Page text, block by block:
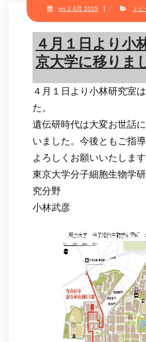
on 2 4月 2015 ト
４月１日より小
京大学に移りま
４月１日より小林研究室
た。
遺伝研時代は大変お世話
いました。今後ともご指
よろしくお願いいたします
東京大学分子細胞生物学
究分野
小林武彦